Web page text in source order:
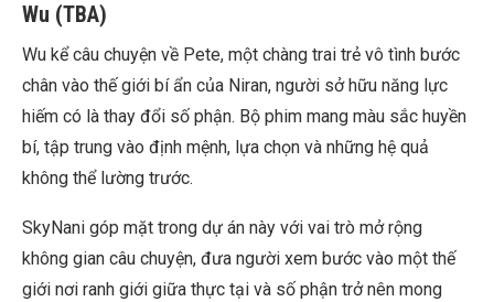
Wu (TBA)
Wu kể câu chuyện về Pete, một chàng trai trẻ vô tình bước
chân vào thế giới bí ẩn của Niran, người sở hữu năng lực
hiếm có là thay đổi số phận. Bộ phim mang màu sắc huyền
bí, tập trung vào định mệnh, lựa chọn và những hệ quả
không thể lường trước.
SkyNani góp mặt trong dự án này với vai trò mở rộng
không gian câu chuyện, đưa người xem bước vào một thế
giới nơi ranh giới giữa thực tại và số phận trở nên mong